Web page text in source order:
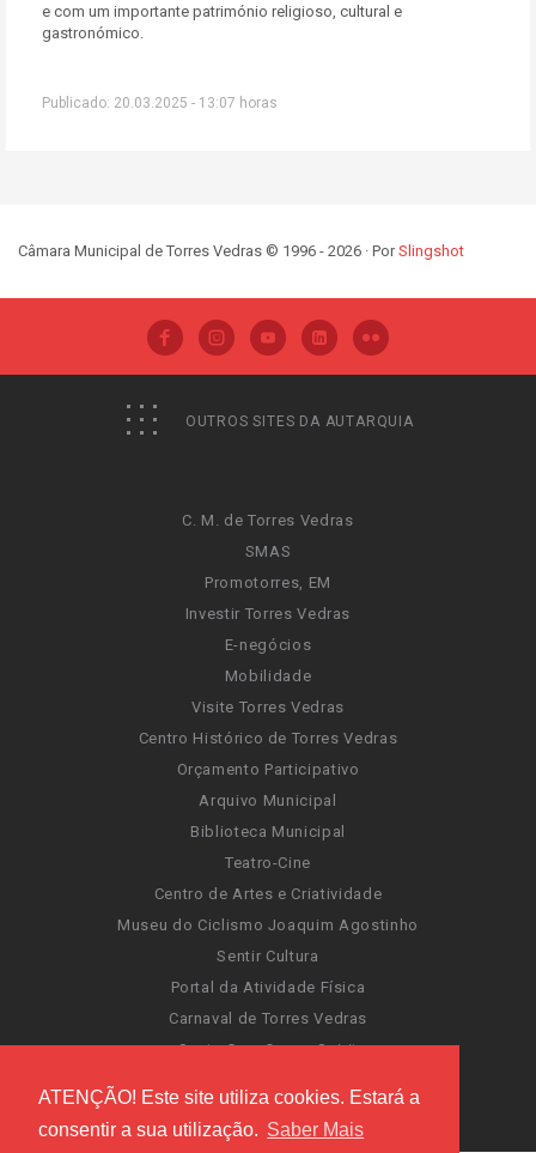
ATENÇÃO! Este site utiliza cookies. Estará a
consentir a sua utilização. Saber Mais
e com um importante património religioso, cultural e
gastronómico.
Publicado: 20.03.2025 - 13:07 horas
Câmara Municipal de Torres Vedras © 1996 - 2026 · PorSlingshot
OUTROS SITES DA AUTARQUIA
C. M. de Torres Vedras
SMAS
Promotorres, EM
Investir Torres Vedras
E-negócios
Mobilidade
Visite Torres Vedras
Centro Histórico de Torres Vedras
Orçamento Participativo
Arquivo Municipal
Biblioteca Municipal
Teatro-Cine
Centro de Artes e Criatividade
Museu do Ciclismo Joaquim Agostinho
Sentir Cultura
Portal da Atividade Física
Carnaval de Torres Vedras
Santa Cruz Ocean Spirit